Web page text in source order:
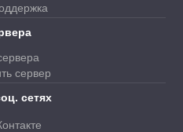
сервер
сетях